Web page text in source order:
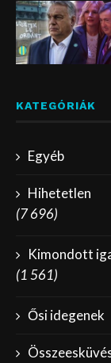
KATEGÓRIÁK
Egyéb
Hihetetlen
(7 696)
Kimondott
(1 561)
Ősi idegenek